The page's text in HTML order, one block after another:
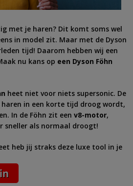
met je haren? Dit komt soms wel
in model zit. Maar met de Dyson
tijd! Daarom hebben wij een
nu kans op een Dyson Föhn
heet niet voor niets supersonic. De
in een korte tijd droog wordt,
In de Föhn zit een v8-motor,
sneller als normaal droogt!
heb jij straks deze luxe tool in je